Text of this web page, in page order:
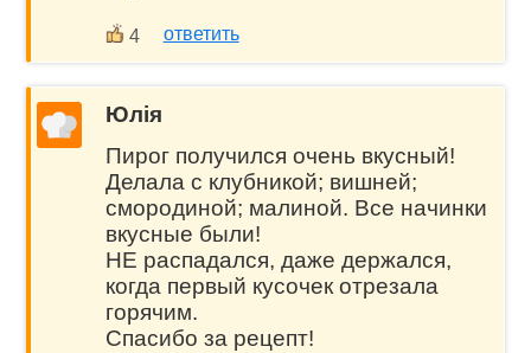
4 ответить
Юлія
Пирог получился очень вкусный!
Делала с клубникой; вишней;
смородиной; малиной. Все начинки
вкусные были!
НЕ распадался, даже держался,
когда первый кусочек отрезала
горячим.
Спасибо за рецепт!